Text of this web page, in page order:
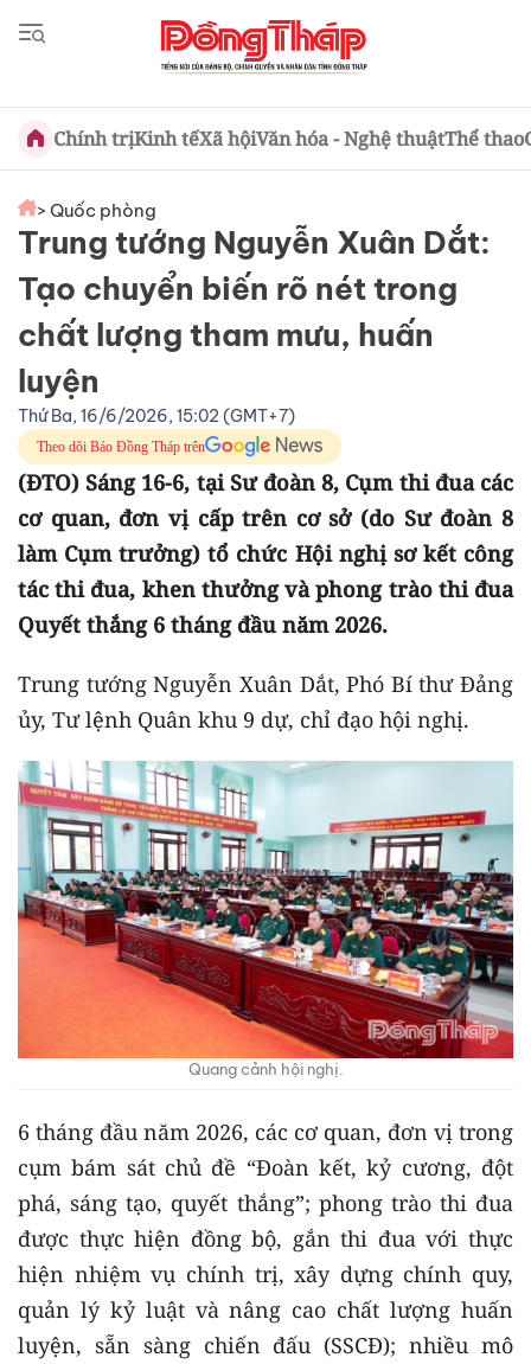
Chính trịKinh tếXã hộiVăn hóa - Nghệ thuậtThể thao
> Quốc phòng
Trung tướng Nguyễn Xuân Dắt:
Tạo chuyển biến rõ nét trong
chất lượng tham mưu, huấn
luyện
Thứ Ba, 16/6/2026, 15:02 (GMT+7)
Theo dõi Báo Đồng Tháp trên
(ĐTO) Sáng 16-6, tại Sư đoàn 8, Cụm thi đua các
cơ quan, đơn vị cấp trên cơ sở (do Sư đoàn 8
làm Cụm trưởng) tổ chức Hội nghị sơ kết công
tác thi đua, khen thưởng và phong trào thi đua
Quyết thắng 6 tháng đầu năm 2026.
Trung tướng Nguyễn Xuân Dắt, Phó Bí thư Đảng
ủy, Tư lệnh Quân khu 9 dự, chỉ đạo hội nghị.
Quang cảnh hội nghị.
6 tháng đầu năm 2026, các cơ quan, đơn vị trong
cụm bám sát chủ đề “Đoàn kết, kỷ cương, đột
phá, sáng tạo, quyết thắng”; phong trào thi đua
được thực hiện đồng bộ, gắn thi đua với thực
hiện nhiệm vụ chính trị, xây dựng chính quy,
quản lý kỷ luật và nâng cao chất lượng huấn
luyện, sẵn sàng chiến đấu (SSCĐ); nhiều mô